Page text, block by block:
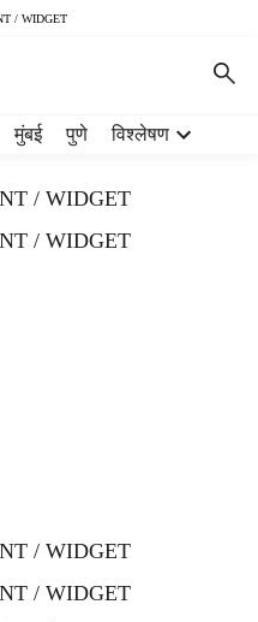
/ WIDGET
मुंबई पुणे विश्लेषण
/ WIDGET
/ WIDGET
/ WIDGET
/ WIDGET